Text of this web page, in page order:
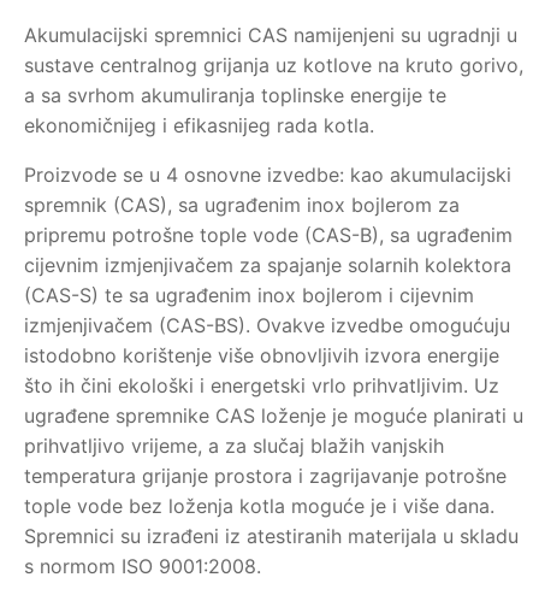
Akumulacijski spremnici CAS namijenjeni su ugradnji u
sustave centralnog grijanja uz kotlove na kruto gorivo,
a sa svrhom akumuliranja toplinske energije te
ekonomičnijeg i efikasnijeg rada kotla.
Proizvode se u 4 osnovne izvedbe: kao akumulacijski
spremnik (CAS), sa ugrađenim inox bojlerom za
pripremu potrošne tople vode (CAS-B), sa ugrađenim
cijevnim izmjenjivačem za spajanje solarnih kolektora
(CAS-S) te sa ugrađenim inox bojlerom i cijevnim
izmjenjivačem (CAS-BS). Ovakve izvedbe omogućuju
istodobno korištenje više obnovljivih izvora energije
što ih čini ekološki i energetski vrlo prihvatljivim. Uz
ugrađene spremnike CAS loženje je moguće planirati u
prihvatljivo vrijeme, a za slučaj blažih vanjskih
temperatura grijanje prostora i zagrijavanje potrošne
tople vode bez loženja kotla moguće je i više dana.
Spremnici su izrađeni iz atestiranih materijala u skladu
s normom ISO 9001:2008.